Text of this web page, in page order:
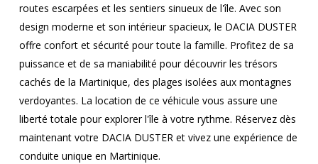
routes escarpées et les sentiers sinueux de l'île. Avec son
design moderne et son intérieur spacieux, le DACIA DUSTER
offre confort et sécurité pour toute la famille. Profitez de sa
puissance et de sa maniabilité pour découvrir les trésors
cachés de la Martinique, des plages isolées aux montagnes
verdoyantes. La location de ce véhicule vous assure une
liberté totale pour explorer l'île à votre rythme. Réservez dès
maintenant votre DACIA DUSTER et vivez une expérience de
conduite unique en Martinique.